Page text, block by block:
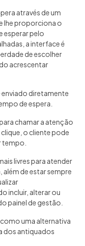
através de um
lhe proporciona o
esperar pelo
a interface é
de escolher
acrescentar
diretamente
de espera.
chamar a atenção
o cliente pode
tempo.
livres para atender
além de estar sempre
incluir, alterar ou
painel de gestão.
uma alternativa
dos antiquados